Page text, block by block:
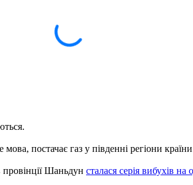
постачає газ у південні регіони
Шаньдун сталася серія вибухів на